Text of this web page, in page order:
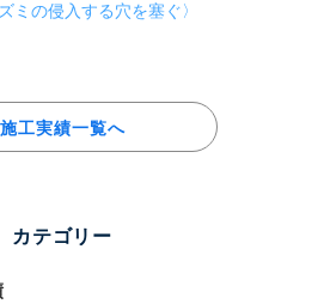
ミの侵入する穴を塞ぐ〉
施工実績一覧へ
カテゴリー